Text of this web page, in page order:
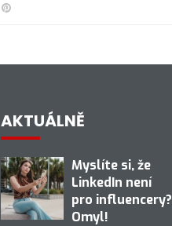
AKTUÁLNĚ
Myslíte si, že
LinkedIn není
pro influencery?
Omyl!